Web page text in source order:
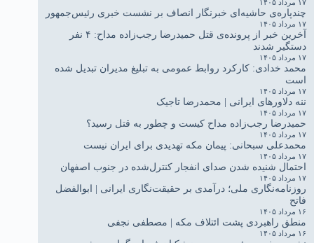
۱۷ مرداد ۱۴۰۵
چندپاره‌ی حاشیه‌ای خبرنگار انصاف بر نشست خبری رئیس‌جمهور
۱۷ مرداد ۱۴۰۵
آخرین خبر از پرونده‌ی قتل حمیدرضا رجب‌زاده مداح: ۴ نفر
دستگیر شدند
۱۷ مرداد ۱۴۰۵
محمد خدادی: کارکرد روابط عمومی به تبلیغ مدیران تبدیل شده
است
۱۷ مرداد ۱۴۰۵
ننه دلاورهای ایرانی | محمدرضا تاجیک
۱۷ مرداد ۱۴۰۵
حمیدرضا رجب‌زاده مداح کیست و چطور به قتل رسید؟
۱۷ مرداد ۱۴۰۵
محمدعلی سبحانی: پیمان مکه تهدیدی برای ایران نیست
۱۷ مرداد ۱۴۰۵
احتمال شنیده شدن صدای انفجار کنترل‌شده در جنوب اصفهان
۱۷ مرداد ۱۴۰۵
روزنامه‌نگاری ملی؛ درآمدی بر حقیقت‌نگاری ایرانی | ابوالفضل
فاتح
۱۶ مرداد ۱۴۰۵
منطق راهبردی پشت ائتلاف مکه | مصطفی نجفی
۱۶ مرداد ۱۴۰۵